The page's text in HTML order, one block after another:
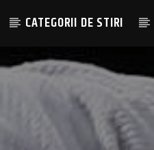
CATEGORII DE STIRI